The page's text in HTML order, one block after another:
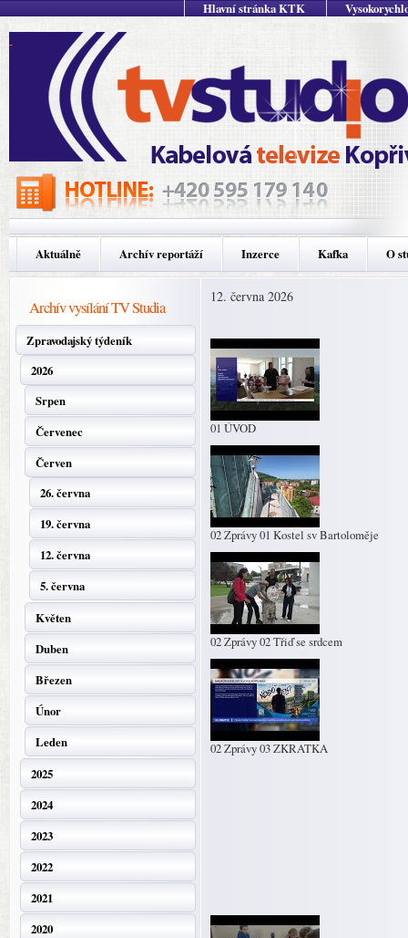
Hlavní stránka KTK
Aktuálně Archív reportáží Inzerce Kafka O
Archív vysílání TV Studia
Zpravodajský týdeník
2026
Srpen
Červenec
Červen
26. června
19. června
12. června
5. června
Květen
Duben
Březen
Únor
Leden
2025
2024
2023
2022
2021
2020
12. června 2026
01 ÚVOD
02 Zprávy 01 Kostel sv Bartoloměje
02 Zprávy 02 Třiď se srdcem
02 Zprávy 03 ZKRATKA